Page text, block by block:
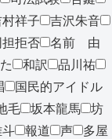
祥子
吉沢朱音
担拒否
名前 由
和訳
品川祐
国民的アイドル
毛 坂本龍馬
坊
斗 報道 声
多屋